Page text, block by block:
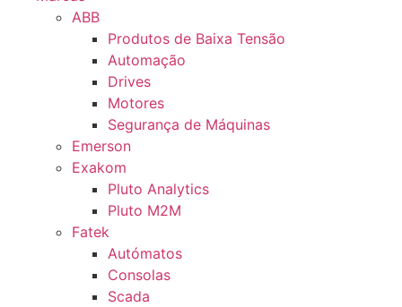
ABB
Produtos de Baixa Tensão
Automação
Drives
Motores
Segurança de Máquinas
Emerson
Exakom
Pluto Analytics
Pluto M2M
Fatek
Autómatos
Consolas
Scada